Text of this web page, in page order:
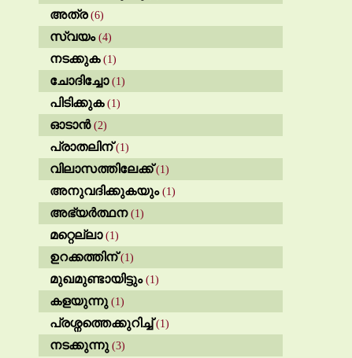
അത്ര(6)
സ്വയം(4)
നടക്കുക(1)
ചോദിച്ചോ(1)
പിടിക്കുക(1)
ഓടാൻ(2)
പ്രാതലിന്(1)
വിലാസത്തിലേക്ക്(1)
അനുവദിക്കുകയും(1)
അഭ്യർത്ഥന(1)
മറ്റെല്ലാ(1)
ഉറക്കത്തിന്(1)
മുഖമുണ്ടായിട്ടും(1)
കളയുന്നു (1)
പ്രശ്നത്തെക്കുറിച്ച്(1)
നടക്കുന്നു (3)